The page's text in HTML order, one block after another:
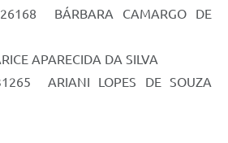
CAMARGO DE
APARECIDA DA SILVA
LOPES DE SOUZA